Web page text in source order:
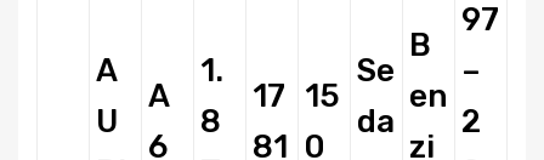
A
U
A
6
1.
8
17
81
15
0
Se
da
B
en
zi
97
–
2